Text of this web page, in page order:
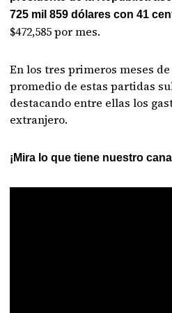
725 mil 859 dólares con 41
$472,585 por mes.
En los tres primeros meses de
promedio de estas partidas
destacando entre ellas los
extranjero.
¡Mira lo que tiene nuestro